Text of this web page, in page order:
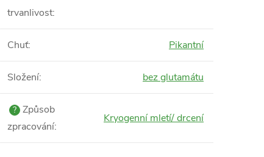
trvanlivost:
Chuť: Pikantní
Složení: bez glutamátu
? Způsob
zpracování:
Kryogenní mletí/ drcení